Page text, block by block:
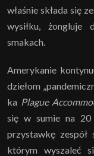
właśnie składa się
wysiłku, żongluje
smakach.
Amerykanie
dziełom
ka Plague
się w sumie na
przystawkę zespół
którym wyszaleć